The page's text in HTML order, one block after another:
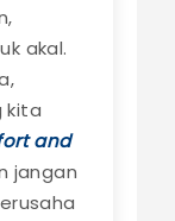
akal.
kita
and
jangan